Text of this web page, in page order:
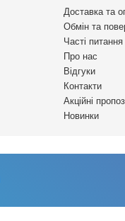
Доставка та
Обмін та
Часті питання
Про нас
Відгуки
Контакти
Акційні
Новинки